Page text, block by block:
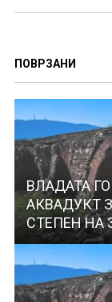
ПОВРЗАНИ
ВЛАДАТА
АКВАДУКТ
СТЕПЕН НА